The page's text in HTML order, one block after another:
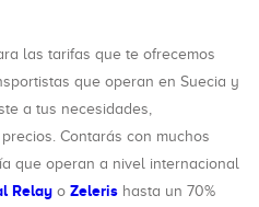
las tarifas que te ofrecemos
que operan en Suecia y
a tus necesidades,
Contarás con muchos
que operan a nivel internacional
Relay o Zeleris hasta un 70%